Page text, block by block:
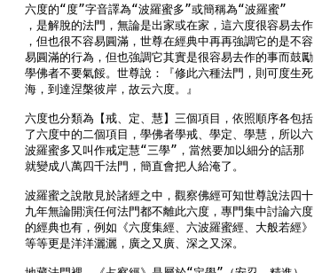
六度的“度”字音譯為“波羅蜜多”或簡稱為“波羅蜜”
，是解脫的法門，無論是出家或在家，這六度很容易去作
，但也很不容易圓滿，世尊在經典中再再強調它的是不容
易圓滿的行為，但也強調它其實是很容易去作的事而鼓勵
學佛者不要氣餒。世尊說：『修此六種法門，則可度生死
海，到達涅槃彼岸，故云六度。』
六度也分類為【戒、定、慧】三個項目，依照順序各包括
了六度中的二個項目，學佛者學戒、學定、學慧，所以六
波羅蜜多又叫作戒定慧“三學”，當然要加以細分的話那
就變成八萬四千法門，簡直會把人給淹了。
波羅蜜之說散見於諸經之中，觀察佛經可知世尊說法四十
九年無論開演任何法門都不離此六度，專門集中討論六度
的經典也有，例如《六度集經、六波羅蜜經、大般若經》
等等更是洋洋灑灑，廣之又廣、深之又深。